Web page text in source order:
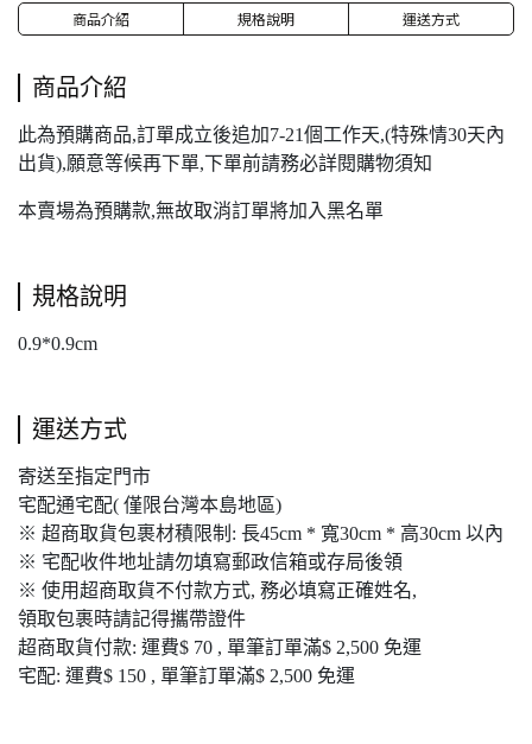
商品介紹 規格說明 運送方式
商品介紹
此為預購商品,訂單成立後追加7-21個工作天,(特殊情30天內
出貨),願意等候再下單,下單前請務必詳閱購物須知
本賣場為預購款,無故取消訂單將加入黑名單
規格說明
0.9*0.9cm
運送方式
寄送至指定門市
宅配通宅配( 僅限台灣本島地區)
※ 超商取貨包裹材積限制: 長45cm * 寬30cm * 高30cm 以內
※ 宅配收件地址請勿填寫郵政信箱或存局後領
※ 使用超商取貨不付款方式, 務必填寫正確姓名,
領取包裹時請記得攜帶證件
超商取貨付款: 運費$ 70 , 單筆訂單滿$ 2,500 免運
宅配: 運費$ 150 , 單筆訂單滿$ 2,500 免運